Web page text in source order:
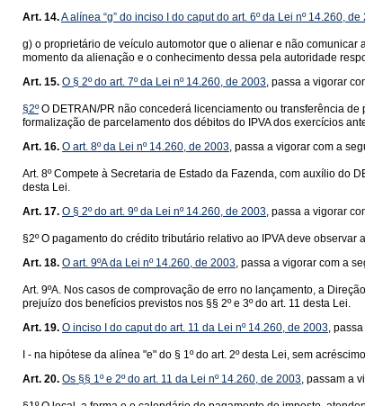
Art. 14.A alínea “g” do inciso I do caput do art. 6º da Lei nº 14.260, de
g) o proprietário de veículo automotor que o alienar e não
momento da alienação e o conhecimento dessa pela autoridade
Art. 15. O § 2º do art. 7º da Lei nº 14.260, de 2003, passa a vigorar
§2ºO DETRAN/PR não concederá licenciamento ou transferência
formalização de parcelamento dos débitos do IPVA dos exercícios
Art. 16. O art. 8º da Lei nº 14.260, de 2003, passa a vigorar com a
Art. 8º Compete à Secretaria de Estado da Fazenda, com auxílio do
desta Lei.
Art. 17. O § 2º do art. 9º da Lei nº 14.260, de 2003, passa a vigorar
§2º O pagamento do crédito tributário relativo ao IPVA deve
Art. 18. O art. 9ºA da Lei nº 14.260, de 2003, passa a vigorar com a
Art. 9ºA. Nos casos de comprovação de erro no lançamento, a
prejuízo dos benefícios previstos nos §§ 2º e 3º do art. 11 desta Lei.
Art. 19. O inciso I do caput do art. 11 da Lei nº 14.260, de 2003,
I - na hipótese da alínea "e" do § 1º do art. 2º desta Lei, sem
Art. 20. Os §§ 1º e 2º do art. 11 da Lei nº 14.260, de 2003, passam a